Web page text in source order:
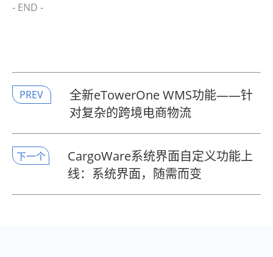
- END -
PREV
全新eTowerOne WMS功能——针
对复杂的跨境电商物流
下一个
CargoWare系统界面自定义功能上
线：系统界面，随需而变